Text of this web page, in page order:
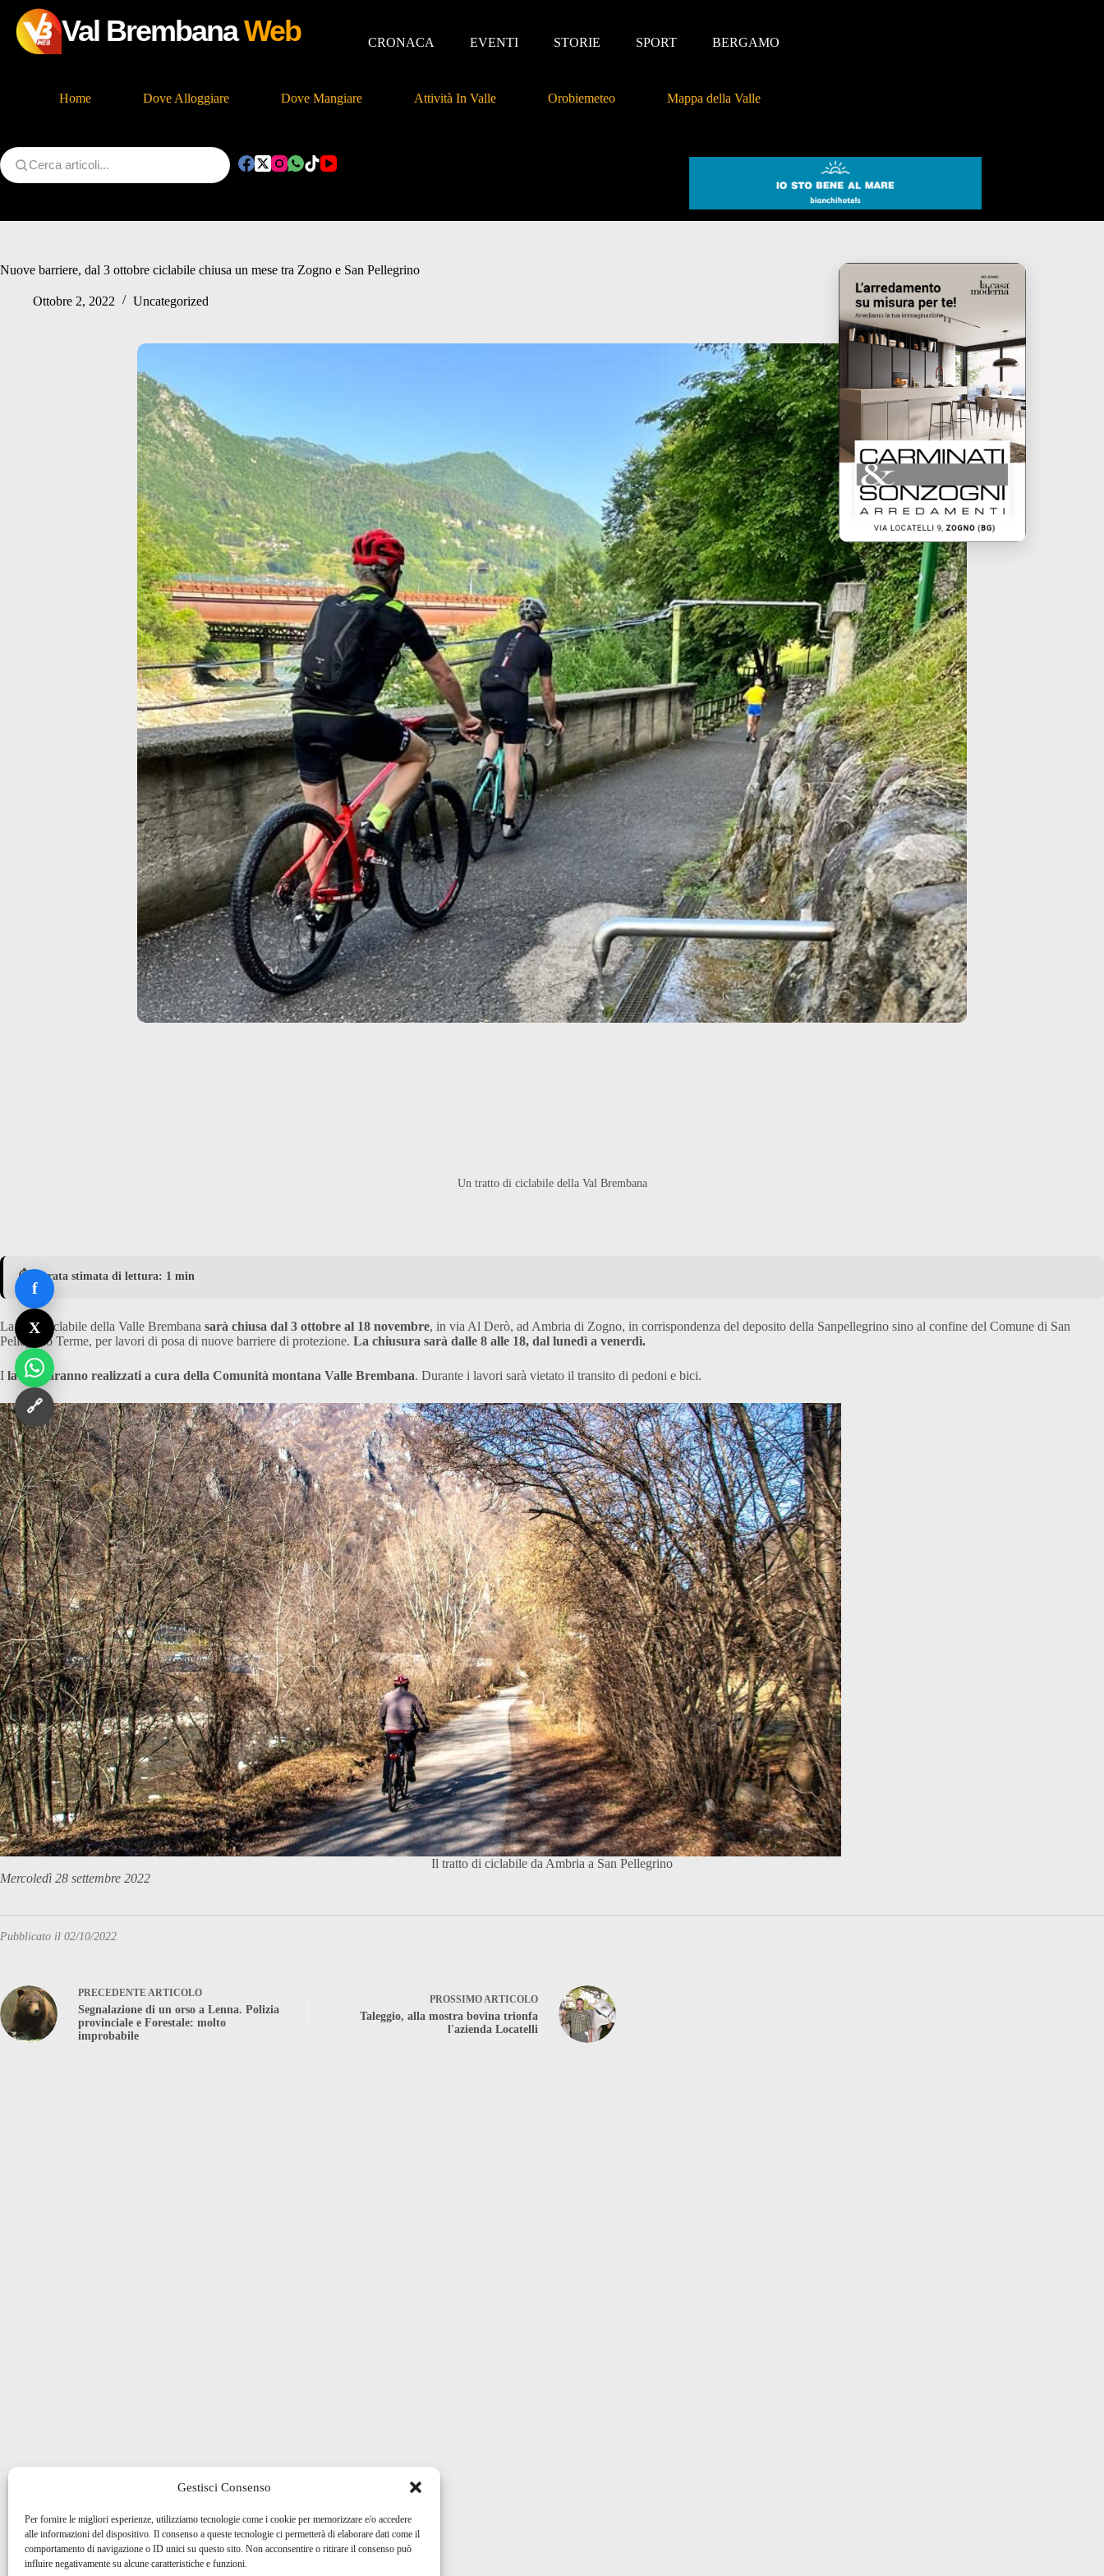
Gestisci Consenso
Per fornire le migliori esperienze, utilizziamo tecnologie come i cookie per memorizzare e/o accedere
alle informazioni del dispositivo. Il consenso a queste tecnologie ci permetterà di elaborare dati come il
comportamento di navigazione o ID unici su questo sito. Non acconsentire o ritirare il consenso può
influire negativamente su alcune caratteristiche e funzioni.
Val BrembanaWeb CRONACA EVENTI STORIE SPORT BERGAMO
Home Dove Alloggiare Dove Mangiare Attività In Valle Orobiemeteo Mappa della Valle
Nuove barriere, dal 3 ottobre ciclabile chiusa un mese tra Zogno e San Pellegrino
Ottobre 2, 2022 Uncategorized
Un tratto di ciclabile della Val Brembana
⏱️ Durata stimata di lettura: 1 min
La pista ciclabile della Valle Brembana sarà chiusa dal 3 ottobre al 18 novembre, in via Al Derò, ad Ambria di Zogno, in corrispondenza del deposito della Sanpellegrino sino al confine del Comune di San
Pellegrino Terme, per lavori di posa di nuove barriere di protezione. La chiusura sarà dalle 8 alle 18, dal lunedì a venerdì.
I lavori saranno realizzati a cura della Comunità montana Valle Brembana. Durante i lavori sarà vietato il transito di pedoni e bici.
Il tratto di ciclabile da Ambria a San Pellegrino
Mercoledì 28 settembre 2022
Pubblicato il 02/10/2022
f
X
🔗
PRECEDENTEARTICOLO
Segnalazione di un orso a Lenna. Polizia
provinciale e Forestale: molto
improbabile
PROSSIMOARTICOLO
Taleggio, alla mostra bovina trionfa
l'azienda Locatelli